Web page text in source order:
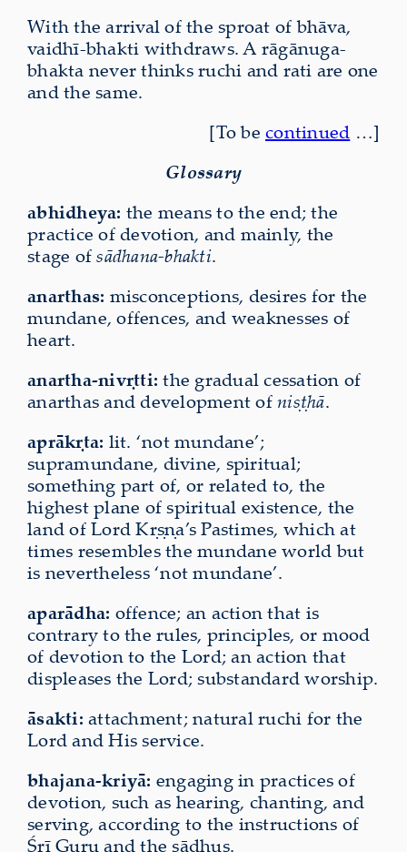
With the arrival of the sproat of bhāva,
vaidhī-bhakti withdraws. A rāgānuga-
bhakta never thinks ruchi and rati are one
and the same.
[To be continued …]
Glossary
abhidheya: the means to the end; the
practice of devotion, and mainly, the
stage ofsādhana-bhakti.
anarthas: misconceptions, desires for the
mundane, offences, and weaknesses of
heart.
anartha-nivṛtti: the gradual cessation of
anarthas and development ofniṣṭhā.
aprākṛta: lit. ‘not mundane’;
supramundane, divine, spiritual;
something part of, or related to, the
highest plane of spiritual existence, the
land of Lord Kṛṣṇa’s Pastimes, which at
times resembles the mundane world but
is nevertheless ‘not mundane’.
aparādha: offence; an action that is
contrary to the rules, principles, or mood
of devotion to the Lord; an action that
displeases the Lord; substandard worship.
āsakti: attachment; natural ruchi for the
Lord and His service.
bhajana-kriyā: engaging in practices of
devotion, such as hearing, chanting, and
serving, according to the instructions of
Śrī Guru and the sādhus.